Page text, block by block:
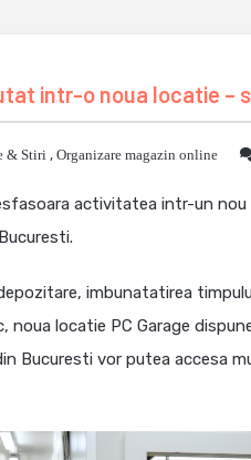
intr-o noua locatie –
& Stiri, Organizare magazin online
activitatea intr-un
imbunatatirea
locatie PC Garage
Bucuresti vor putea accesa